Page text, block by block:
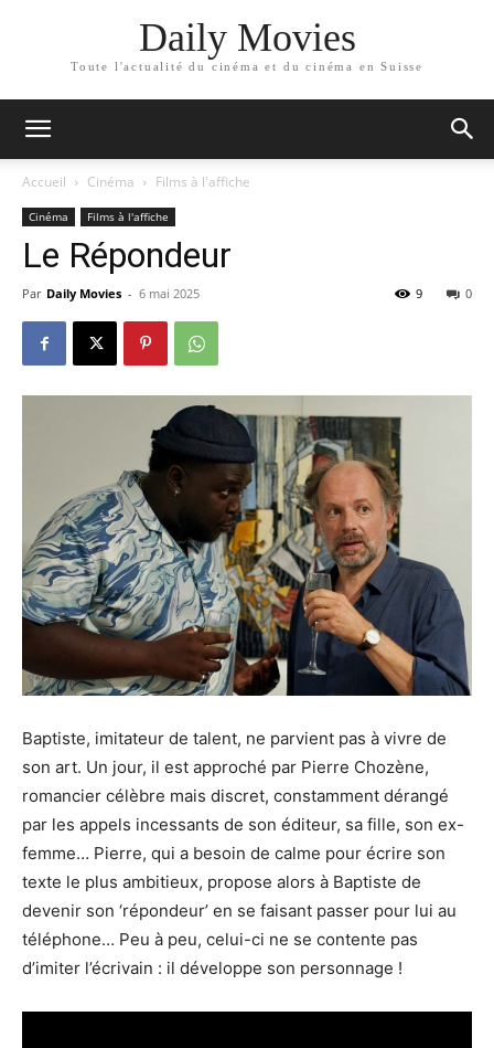
Daily Movies
Toute l'actualité du cinéma et du cinéma en Suisse
Accueil Cinéma Films à l'affiche
Cinéma Films à l'affiche
Le Répondeur
Par Daily Movies - 6 mai 2025 0
9
Baptiste, imitateur de talent, ne parvient pas à vivre de
son art. Un jour, il est approché par Pierre Chozène,
romancier célèbre mais discret, constamment dérangé
par les appels incessants de son éditeur, sa fille, son ex-
femme… Pierre, qui a besoin de calme pour écrire son
texte le plus ambitieux, propose alors à Baptiste de
devenir son ‘répondeur’ en se faisant passer pour lui au
téléphone… Peu à peu, celui-ci ne se contente pas
d’imiter l’écrivain : il développe son personnage !